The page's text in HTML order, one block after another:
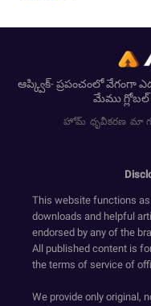
ఆప్క్విక్- ప్రపంచంలో వేగంగా
మేము గ్లోబల్
హోమ్ ధృవీకరణ మా
This website functions
downloads and helpful
endorsed by any of the
All published content is
the terms of service of
We provide only original,